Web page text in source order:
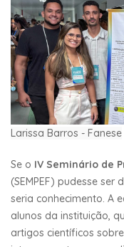
Larissa Barros - Fanese
Se o IV Seminário de
(SEMPEF) pudesse
seria conhecimento. A
alunos da instituição,
artigos científicos